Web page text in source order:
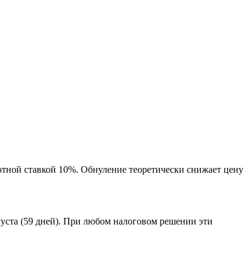
ставкой 10%. Обнуление теоретически снижает цену
(59 дней). При любом налоговом решении эти